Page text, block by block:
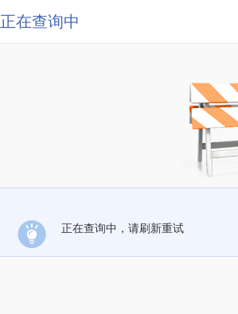
正在查询中
正在查询中，请刷新重试